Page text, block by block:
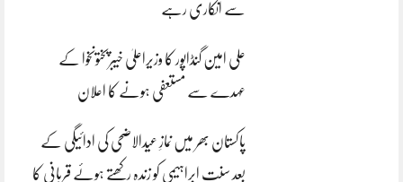
سے انکاری رہے
علی امین گنڈاپور کا وزیراعلیٰ خیبرپختونخوا کے
عہدے سے مستعفی ہونے کا اعلان
پاکستان بھر میں نمازِ عیدالاضحی کی ادائیگی کے
بعد سنتِ ابراہیمی کو زندہ رکھتے ہوئے قربانی کا